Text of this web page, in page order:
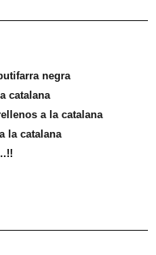
negra
catalana
a la catalana
la catalana